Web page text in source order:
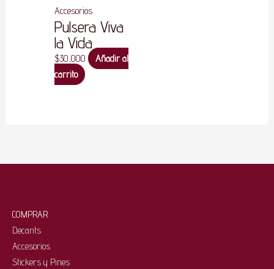
Accesorios
Pulsera Viva
la Vida
$30,000
Añadir al
carrito
COMPRAR
Decants
Accesorios
Stickers y Pines